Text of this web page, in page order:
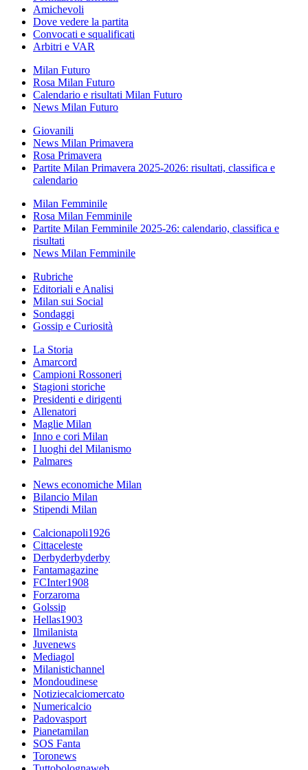
Amichevoli
Dove vedere la partita
Convocati e squalificati
Arbitri e VAR
Milan Futuro
Rosa Milan Futuro
Calendario e risultati Milan Futuro
News Milan Futuro
Giovanili
News Milan Primavera
Rosa Primavera
Partite Milan Primavera 2025-2026: risultati, classifica e
calendario
Milan Femminile
Rosa Milan Femminile
Partite Milan Femminile 2025-26: calendario, classifica e
risultati
News Milan Femminile
Rubriche
Editoriali e Analisi
Milan sui Social
Sondaggi
Gossip e Curiosità
La Storia
Amarcord
Campioni Rossoneri
Stagioni storiche
Presidenti e dirigenti
Allenatori
Maglie Milan
Inno e cori Milan
I luoghi del Milanismo
Palmares
News economiche Milan
Bilancio Milan
Stipendi Milan
Calcionapoli1926
Cittaceleste
Derbyderbyderby
Fantamagazine
FCInter1908
Forzaroma
Golssip
Hellas1903
Ilmilanista
Juvenews
Mediagol
Milanistichannel
Mondoudinese
Notiziecalciomercato
Numericalcio
Padovasport
Pianetamilan
SOS Fanta
Toronews